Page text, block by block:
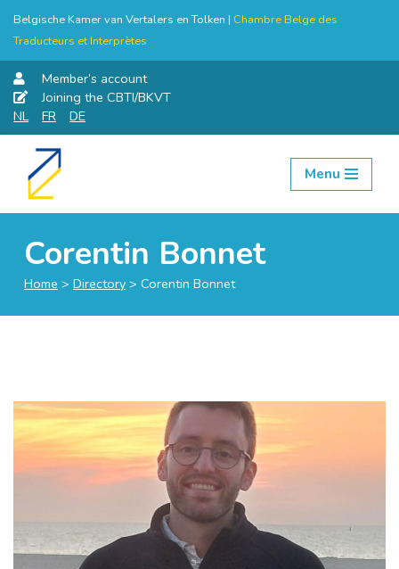
Belgische Kamer van Vertalers en Tolken | Chambre Belge des
Traducteurs et Interprètes
Member’s account
Joining the CBTI/BKVT
NL
FR DE
Skip
Menu
Corentin Bonnet
Home > Directory > Corentin Bonnet